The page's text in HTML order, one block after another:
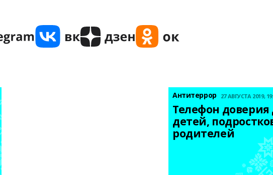
Антитеррор 27 АВГУСТА 2019,
Телефон доверия
детей,
родителей